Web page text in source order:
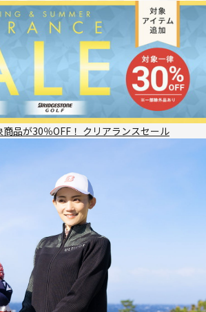
商品が30％OFF！ クリアランスセール